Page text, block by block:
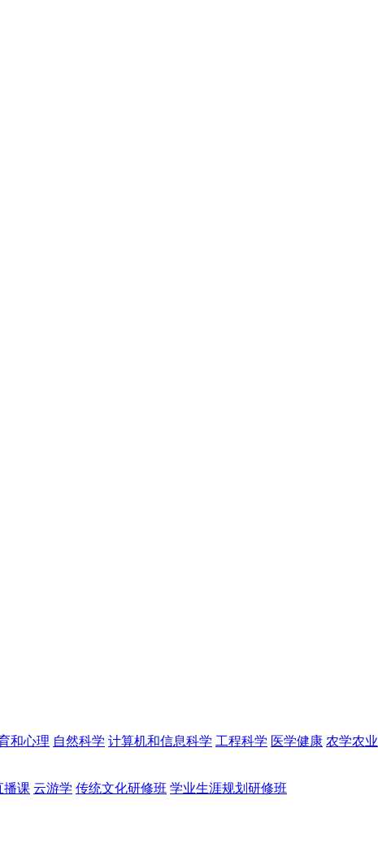
和心理 自然科学 计算机和信息科学 工程科学 医学健康 农学农业
播课 云游学 传统文化研修班 学业生涯规划研修班